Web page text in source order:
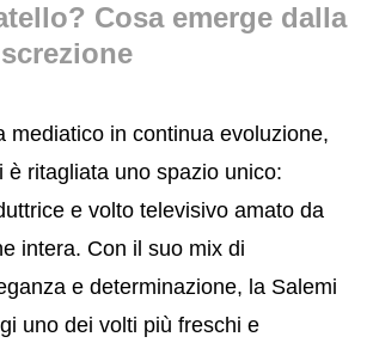
Cosa emerge dalla
mediatico in continua evoluzione,
è ritagliata uno spazio unico:
e volto televisivo amato da
intera. Con il suo mix di
e determinazione, la Salemi
uno dei volti più freschi e